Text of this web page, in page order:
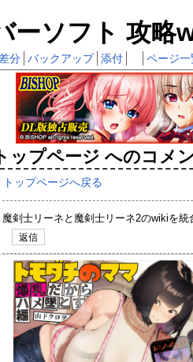
ーソフト 攻略
差分 バックアップ 添付 ページ一
ップページ へのコメ
トップページへ戻る
魔剣士リーネと魔剣士リーネ2のwikiを統
返信